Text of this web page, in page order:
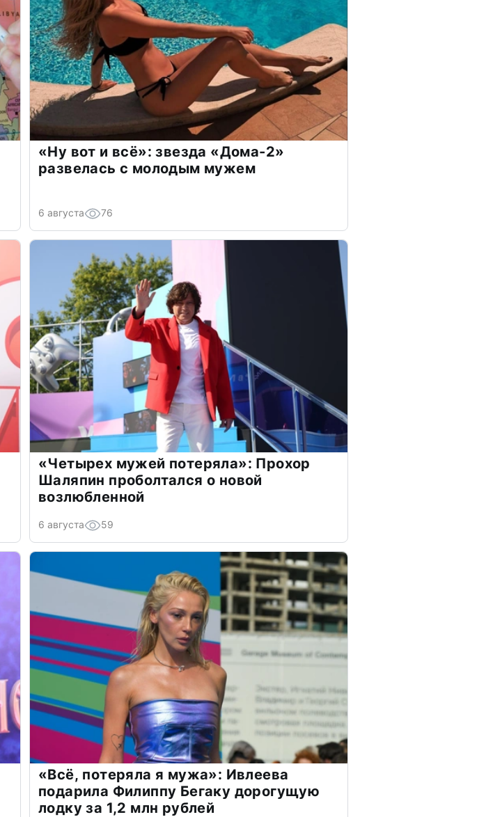
«Ну вот и всё»: звезда «Дома-2»
развелась с молодым мужем
6 августа 76
«Четырех мужей потеряла»: Прохор
Шаляпин проболтался о новой
возлюбленной
6 августа 59
«Всё, потеряла я мужа»: Ивлеева
подарила Филиппу Бегаку дорогущую
лодку за 1,2 млн рублей